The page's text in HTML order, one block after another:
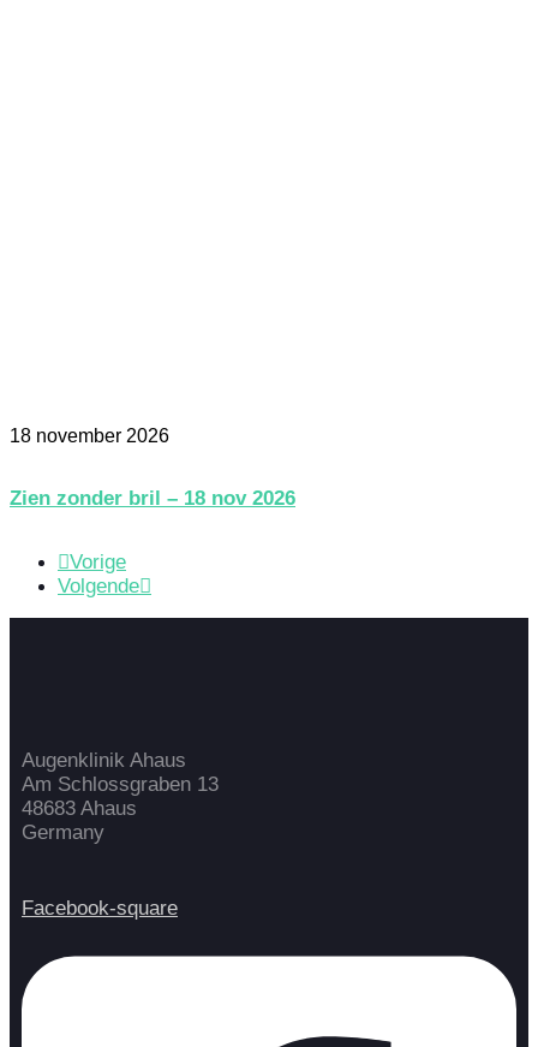
18 november 2026
Zien zonder bril – 18 nov 2026
Vorige
Volgende
Augenklinik Ahaus
Am Schlossgraben 13
48683 Ahaus
Germany
Facebook-square